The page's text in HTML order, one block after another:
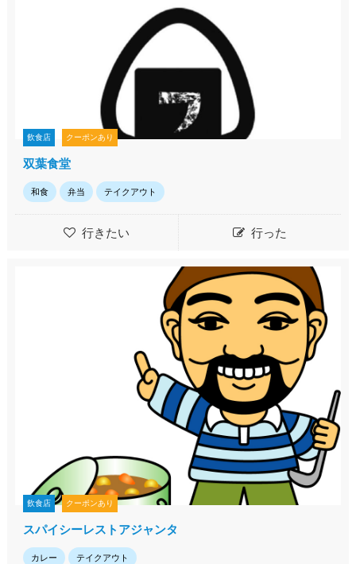
飲食店 クーポンあり
双葉食堂
和食 弁当 テイクアウト
行きたい 行った
飲食店 クーポンあり
スパイシーレストアジャンタ
カレー テイクアウト